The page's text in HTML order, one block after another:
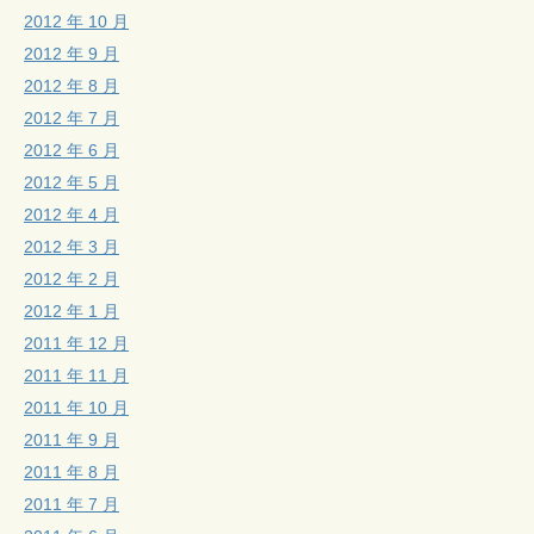
2012 年 10 月
2012 年 9 月
2012 年 8 月
2012 年 7 月
2012 年 6 月
2012 年 5 月
2012 年 4 月
2012 年 3 月
2012 年 2 月
2012 年 1 月
2011 年 12 月
2011 年 11 月
2011 年 10 月
2011 年 9 月
2011 年 8 月
2011 年 7 月